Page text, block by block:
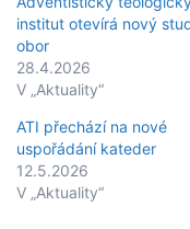
institut otevírá nový
obor
28.4.2026
V „Aktuality“
ATI přechází na nové
uspořádání kateder
12.5.2026
V „Aktuality“